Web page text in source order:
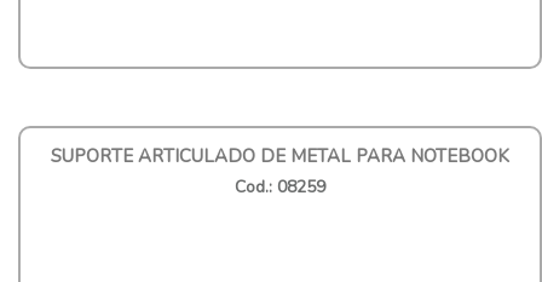
SUPORTE ARTICULADO DE METAL PARA NOTEBOOK
Cod.: 08259